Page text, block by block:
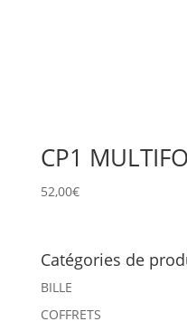
CP1
52,00€
Catégories de
BILLE
COFFRETS